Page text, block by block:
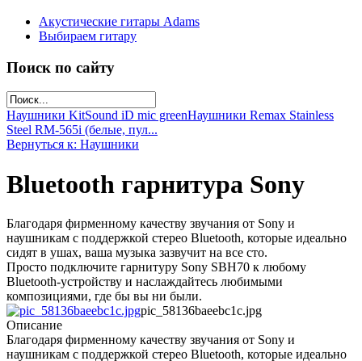
Акустические гитары Adams
Выбираем гитару
Поиск по сайту
Наушники KitSound iD mic greenНаушники Remax Stainless
Steel RM-565i (белые, пул...
Вернуться к: Наушники
Bluetooth гарнитура Sony
Благодаря фирменному качеству звучания от Sony и
наушникам с поддержкой стерео Bluetooth, которые идеально
сидят в ушах, ваша музыка зазвучит на все сто.
Просто подключите гарнитуру Sony SBH70 к любому
Bluetooth-устройству и наслаждайтесь любимыми
композициями, где бы вы ни были.
pic_58136baeebc1c.jpg
Описание
Благодаря фирменному качеству звучания от Sony и
наушникам с поддержкой стерео Bluetooth, которые идеально